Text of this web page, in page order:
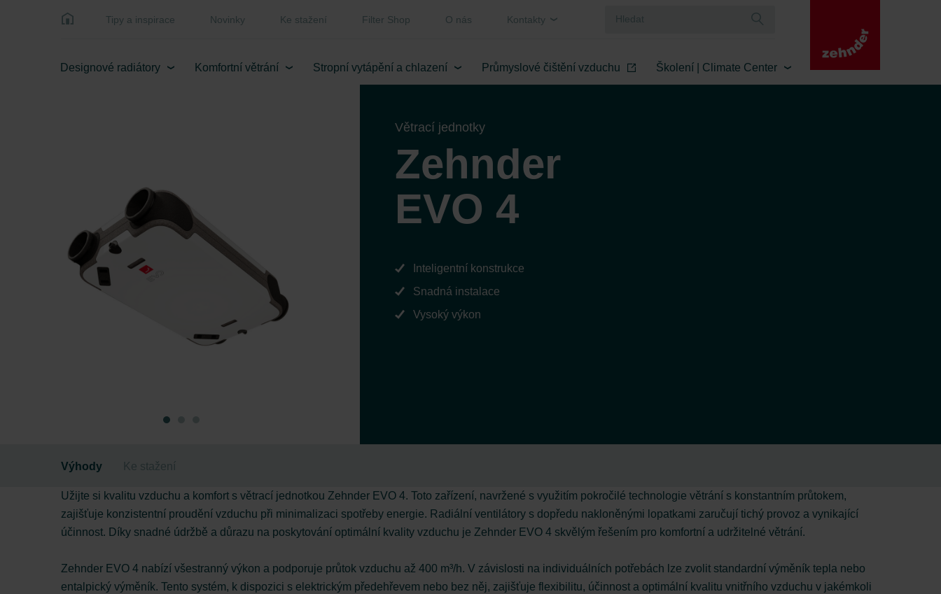
Tipy a inspirace Novinky Ke stažení Filter Shop O nás Kontakty
Designové radiátory Komfortní větrání Stropní vytápění a chlazení Průmyslové čištění vzduchu Školení | Climate Center
Větrací jednotky
Zehnder
EVO 4
Inteligentní konstrukce
Snadná instalace
Vysoký výkon
Výhody Ke stažení
Užijte si kvalitu vzduchu a komfort s větrací jednotkou Zehnder EVO 4. Toto zařízení, navržené s využitím pokročilé technologie větrání s konstantním průtokem,
zajišťuje konzistentní proudění vzduchu při minimalizaci spotřeby energie. Radiální ventilátory s dopředu nakloněnými lopatkami zaručují tichý provoz a vynikající
účinnost. Díky snadné údržbě a důrazu na poskytování optimální kvality vzduchu je Zehnder EVO 4 skvělým řešením pro komfortní a udržitelné větrání.
Zehnder EVO 4 nabízí všestranný výkon a podporuje průtok vzduchu až 400 m³/h. V závislosti na individuálních potřebách lze zvolit standardní výměník tepla nebo
entalpický výměník. Tento systém, k dispozici s elektrickým předehřevem nebo bez něj, zajišťuje flexibilitu, účinnost a optimální kvalitu vnitřního vzduchu v jakémkoli